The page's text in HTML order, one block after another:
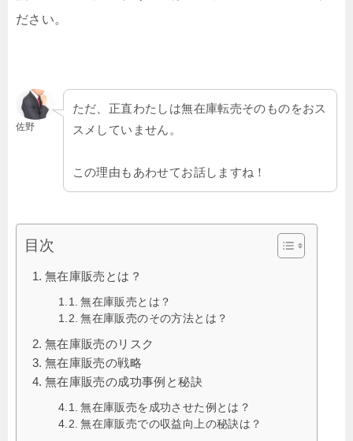
ださい。
佐野
ただ、正直わたしは無在庫転売そのものをおス
スメしていません。
この理由もあわせてお話しますね！
目次
無在庫販売とは？
無在庫販売とは？
無在庫販売のその方法とは？
無在庫販売のリスク
無在庫販売の戦略
無在庫販売の成功事例と秘訣
無在庫販売を成功させた例とは？
無在庫販売での収益向上の秘訣は？